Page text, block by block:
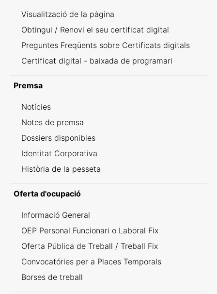
Visualització de la pàgina
Obtingui / Renovi el seu certificat digital
Preguntes Freqüents sobre Certificats digitals
Certificat digital - baixada de programari
Premsa
Notícies
Notes de premsa
Dossiers disponibles
Identitat Corporativa
Història de la pesseta
Oferta d'ocupació
Informació General
OEP Personal Funcionari o Laboral Fix
Oferta Pública de Treball / Treball Fix
Convocatóries per a Places Temporals
Borses de treball